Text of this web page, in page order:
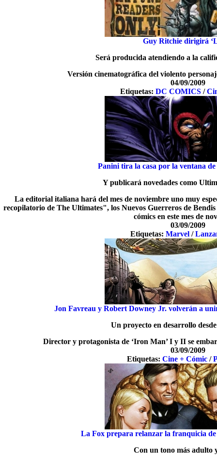
Guy Ritchie dirigirá
Será producida atendiendo a la
Versión cinematográfica del violento
04/09/2009
Etiquetas: DC COMICS /
Panini tira la casa por la ventana
Y publicará novedades como
La editorial italiana hará del mes de noviembre uno muy
recopilatorio de The Ultimates", los Nuevos Guerreros de
cómics en este mes de
03/09/2009
Etiquetas:Marvel /
Jon Favreau y Robert Downey Jr. volverán a
Un proyecto en desarrollo
Director y protagonista de ‘Iron Man’ I y II se
03/09/2009
Etiquetas: Cine + Cómic /
La Fox prepara relanzar la franquicia
Con un tono más adulto